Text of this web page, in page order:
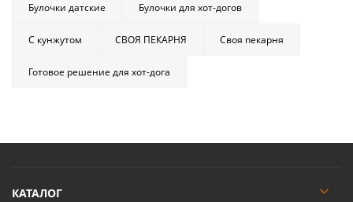
Булочки датские Булочки для хот-догов
С кунжутом СВОЯ ПЕКАРНЯ Своя пекарня
Готовое решение для хот-дога
КАТАЛОГ